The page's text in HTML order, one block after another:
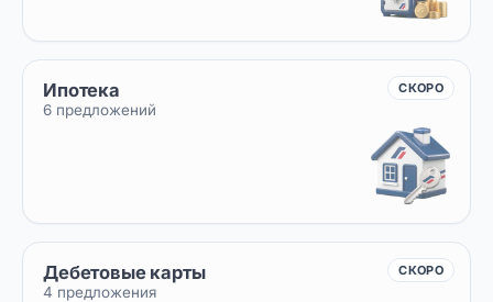
Ипотека
6 предложений
СКОРО
Дебетовые карты
4 предложения
СКОРО